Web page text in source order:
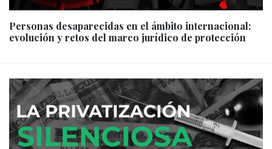
Personas desaparecidas en el ámbito internacional:
evolución y retos del marco jurídico de protección